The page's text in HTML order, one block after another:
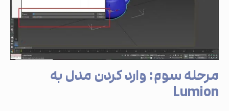
مرحله سوم: وارد کردن مدل به
Lumion